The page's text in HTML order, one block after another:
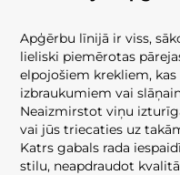
Apģērbu līnijā ir viss,
lieliski piemērotas
elpojošiem krekliem,
izbraukumiem vai
Neaizmirstot viņu
vai jūs triecaties uz
Katrs gabals rada
stilu, neapdraudot